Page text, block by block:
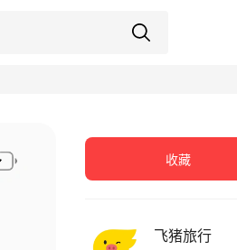
收藏
飞猪旅行